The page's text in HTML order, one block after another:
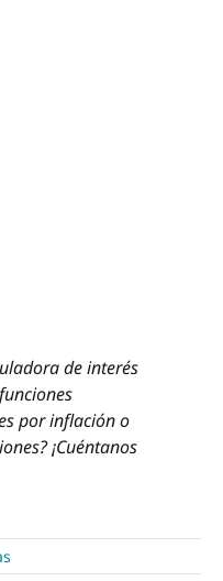
de interés
por inflación o
¡Cuéntanos